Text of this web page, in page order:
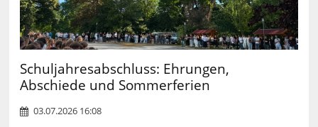
Schuljahresabschluss: Ehrungen,
Abschiede und Sommerferien
03.07.2026 16:08